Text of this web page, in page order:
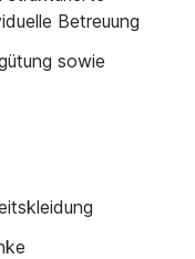
Betreuung
sowie